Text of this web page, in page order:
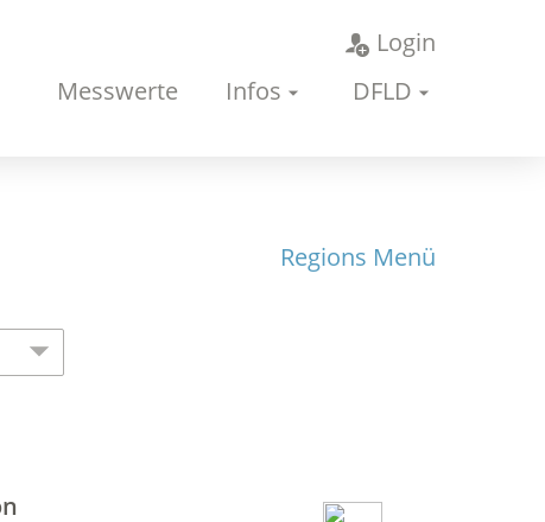
Messwerte Infos DFLD
Login
Regions Menü